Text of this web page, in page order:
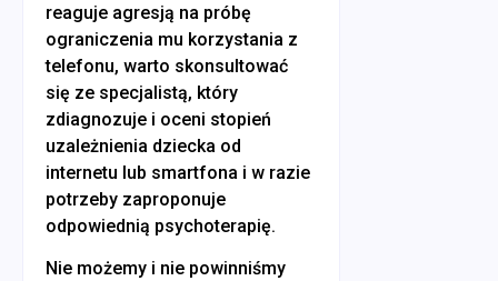
reaguje agresją na próbę
ograniczenia mu korzystania z
telefonu, warto skonsultować
się ze specjalistą, który
zdiagnozuje i oceni stopień
uzależnienia dziecka od
internetu lub smartfona i w razie
potrzeby zaproponuje
odpowiednią psychoterapię.
Nie możemy i nie powinniśmy